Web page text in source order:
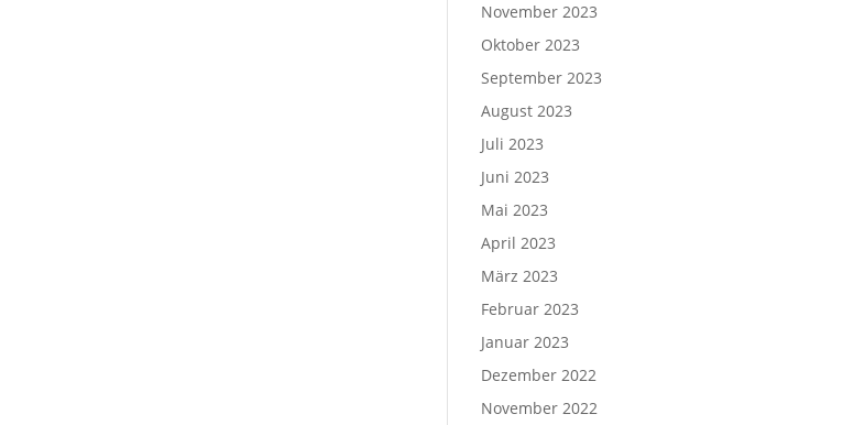
November 2023
Oktober 2023
September 2023
August 2023
Juli 2023
Juni 2023
Mai 2023
April 2023
März 2023
Februar 2023
Januar 2023
Dezember 2022
November 2022